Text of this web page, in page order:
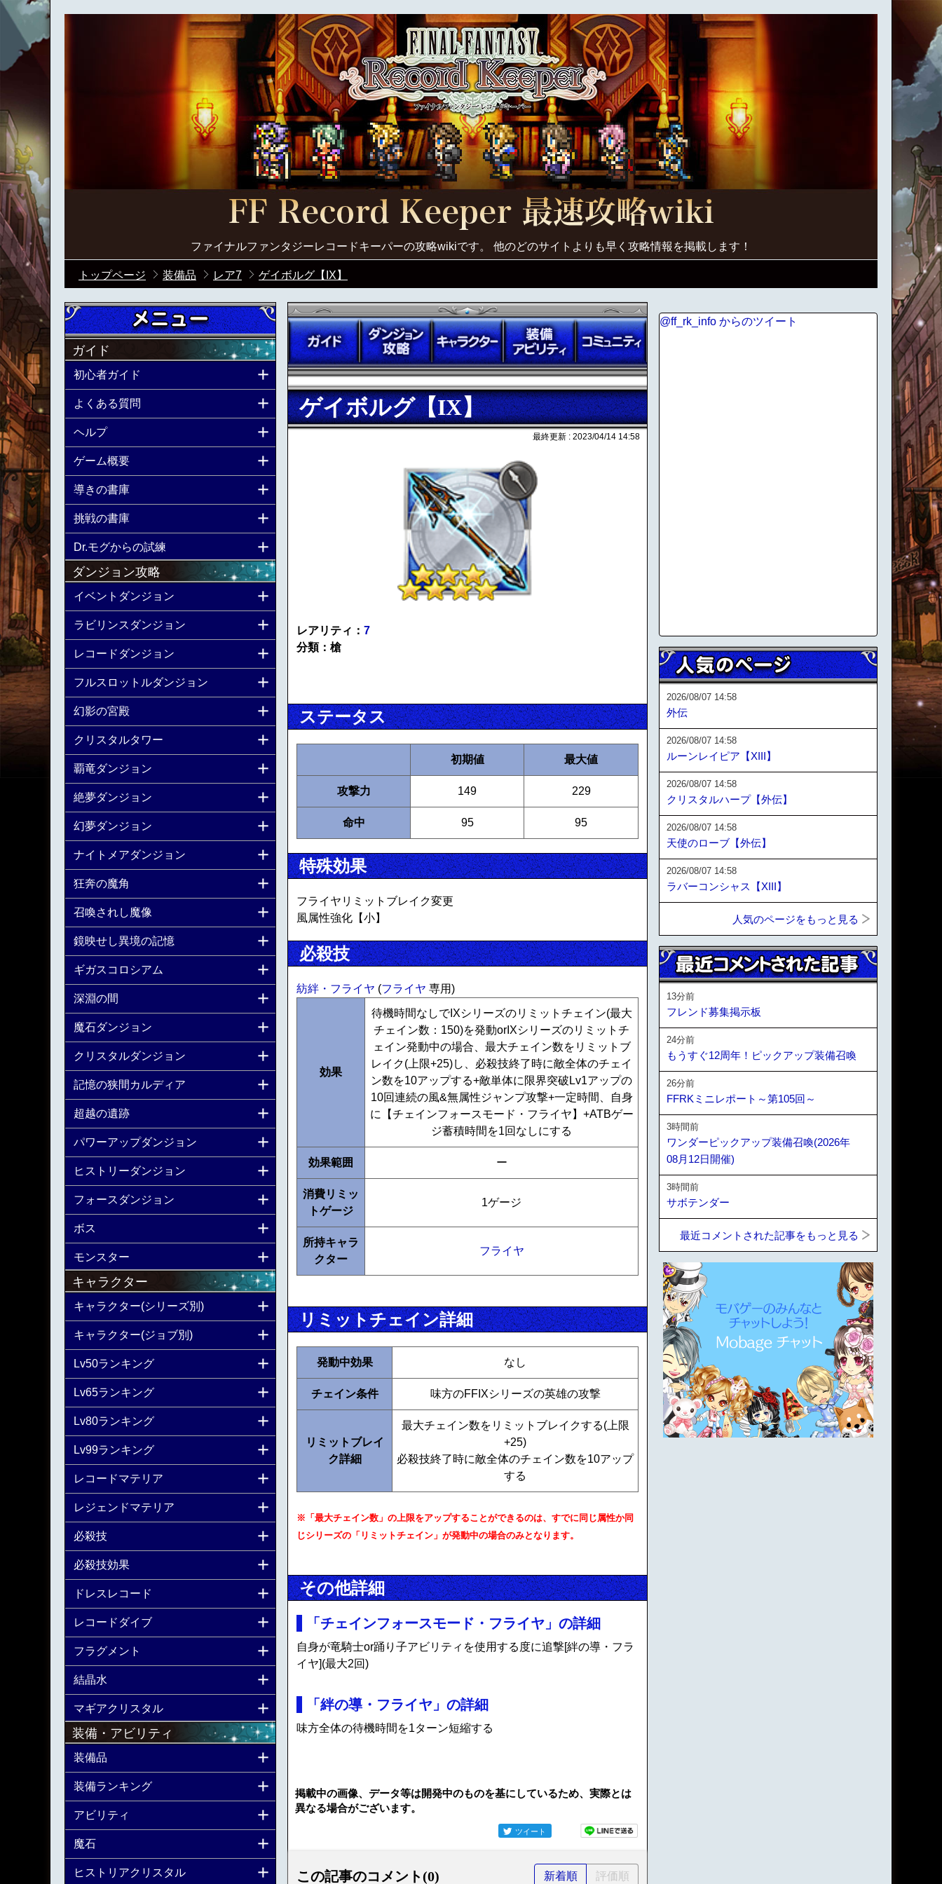
ファイナルファンタジーレコードキーパーの攻略wikiです。 他のどのサイトよりも早く攻略情報を掲載します！
トップページ 装備品 レア7 ゲイボルグ【IX】
ゲイボルグ【IX】
最終更新 : 2023/04/14 14:58
レアリティ： 7
分類：槍
ステータス
初期値 最大値
攻撃力 149 229
命中 95 95
特殊効果
フライヤリミットブレイク変更
風属性強化【小】
必殺技
紡絆・フライヤ (フライヤ 専用)
効果
待機時間なしでIXシリーズのリミットチェイン(最大
チェイン数：150)を発動orIXシリーズのリミットチ
ェイン発動中の場合、最大チェイン数をリミットブ
レイク(上限+25)し、必殺技終了時に敵全体のチェイ
ン数を10アップする+敵単体に限界突破Lv1アップの
10回連続の風&無属性ジャンプ攻撃+一定時間、自身
に【チェインフォースモード・フライヤ】+ATBゲー
ジ蓄積時間を1回なしにする
効果範囲 ー
消費リミッ
トゲージ
1ゲージ
所持キャラ
クター
フライヤ
リミットチェイン詳細
発動中効果 なし
チェイン条件 味方のFFIXシリーズの英雄の攻撃
リミットブレイ
ク詳細
最大チェイン数をリミットブレイクする(上限
+25)
必殺技終了時に敵全体のチェイン数を10アップ
する
※「最大チェイン数」の上限をアップすることができるのは、すでに同じ属性か同
じシリーズの「リミットチェイン」が発動中の場合のみとなります。
その他詳細
「チェインフォースモード・フライヤ」の詳細
自身が竜騎士or踊り子アビリティを使用する度に追撃[絆の導・フラ
イヤ](最大2回)
「絆の導・フライヤ」の詳細
味方全体の待機時間を1ターン短縮する
掲載中の画像、データ等は開発中のものを基にしているため、実際とは
異なる場合がございます。
ツイート
この記事のコメント(0) 新着順 評価順
ガイド
初心者ガイド
よくある質問
ヘルプ
ゲーム概要
導きの書庫
挑戦の書庫
Dr.モグからの試練
ダンジョン攻略
イベントダンジョン
ラビリンスダンジョン
レコードダンジョン
フルスロットルダンジョン
幻影の宮殿
クリスタルタワー
覇竜ダンジョン
絶夢ダンジョン
幻夢ダンジョン
ナイトメアダンジョン
狂奔の魔角
召喚されし魔像
鏡映せし異境の記憶
ギガスコロシアム
深淵の間
魔石ダンジョン
クリスタルダンジョン
記憶の狭間カルディア
超越の遺跡
パワーアップダンジョン
ヒストリーダンジョン
フォースダンジョン
ボス
モンスター
キャラクター
キャラクター(シリーズ別)
キャラクター(ジョブ別)
Lv50ランキング
Lv65ランキング
Lv80ランキング
Lv99ランキング
レコードマテリア
レジェンドマテリア
必殺技
必殺技効果
ドレスレコード
レコードダイブ
フラグメント
結晶水
マギアクリスタル
装備・アビリティ
装備品
装備ランキング
アビリティ
魔石
ヒストリアクリスタル
@ff_rk_info からのツイート
2026/08/07 14:58
外伝
2026/08/07 14:58
ルーンレイピア【XIII】
2026/08/07 14:58
クリスタルハープ【外伝】
2026/08/07 14:58
天使のローブ【外伝】
2026/08/07 14:58
ラバーコンシャス【XIII】
人気のページをもっと見る
13分前
フレンド募集掲示板
24分前
もうすぐ12周年！ピックアップ装備召喚
26分前
FFRKミニレポート～第105回～
3時間前
ワンダーピックアップ装備召喚(2026年
08月12日開催)
3時間前
サボテンダー
最近コメントされた記事をもっと見る